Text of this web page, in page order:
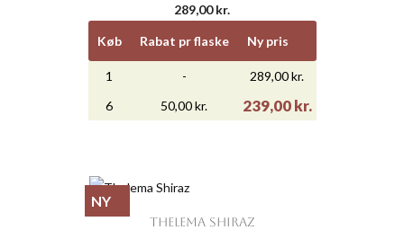
289,00 kr.
Køb Rabat pr flaske Ny pris
1 -
289,00 kr.
6
50,00 kr. 239,00 kr.
THELEMA SHIRAZ
NY